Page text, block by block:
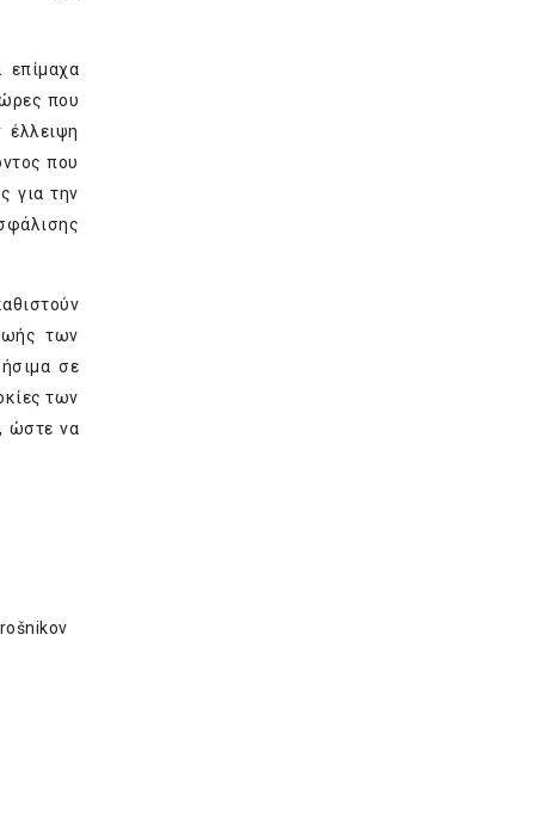
επίμαχα
που
που
για την
των
σε
των
ώστε να